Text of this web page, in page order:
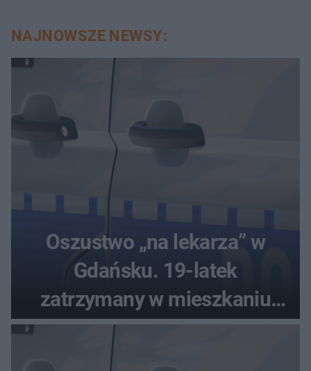
NAJNOWSZE NEWSY:
Oszustwo „na lekarza” w
Gdańsku. 19-latek
zatrzymany w mieszkaniu
seniora